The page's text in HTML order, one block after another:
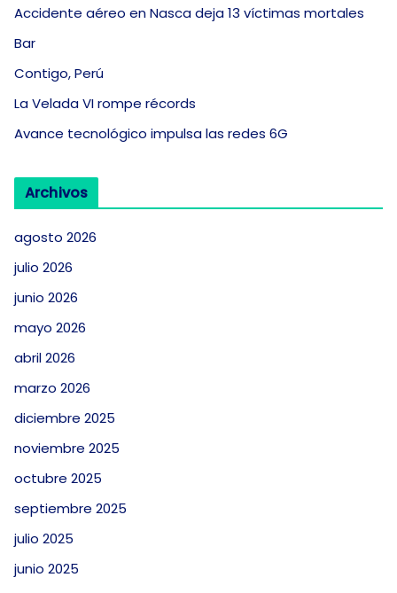
Accidente aéreo en Nasca deja 13 víctimas mortales
Bar
Contigo, Perú
La Velada VI rompe récords
Avance tecnológico impulsa las redes 6G
Archivos
agosto 2026
julio 2026
junio 2026
mayo 2026
abril 2026
marzo 2026
diciembre 2025
noviembre 2025
octubre 2025
septiembre 2025
julio 2025
junio 2025